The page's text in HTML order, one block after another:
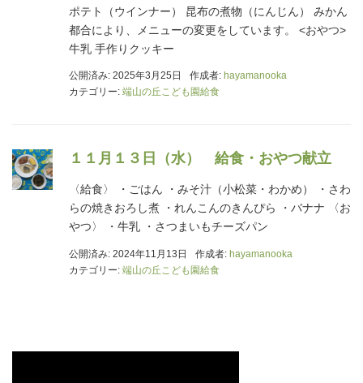
ポテト（ウインナー） 昆布の煮物（にんじん） みかん
都合により、メニューの変更をしています。 <おやつ>
牛乳 手作りクッキー
公開済み: 2025年3月25日 作成者: hayamanooka
カテゴリー: 端山の丘こども園給食
１１月１３日（水） 給食・おやつ献立
〈給食〉 ・ごはん ・みそ汁（小松菜・わかめ） ・さわ
らの焼きおろし煮 ・れんこんのきんぴら ・バナナ 〈お
やつ〉 ・牛乳 ・さつまいもチーズパン
公開済み: 2024年11月13日 作成者: hayamanooka
カテゴリー: 端山の丘こども園給食